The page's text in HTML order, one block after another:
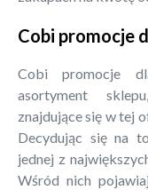
Cobi promocje
Cobi promocje
asortyment
znajdujące się w tej
Decydując się na
jednej z
Wśród nich